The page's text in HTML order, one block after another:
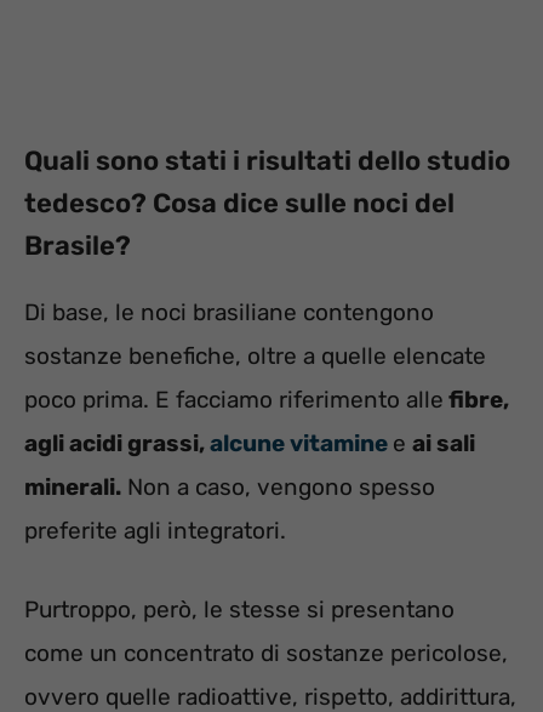
Quali sono stati i risultati dello studio
tedesco? Cosa dice sulle noci del
Brasile?
Di base, le noci brasiliane contengono
sostanze benefiche, oltre a quelle elencate
poco prima. E facciamo riferimento alle fibre,
agli acidi grassi,alcune vitamine e ai sali
minerali. Non a caso, vengono spesso
preferite agli integratori.
Purtroppo, però, le stesse si presentano
come un concentrato di sostanze pericolose,
ovvero quelle radioattive, rispetto, addirittura,